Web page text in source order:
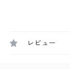
レビュー